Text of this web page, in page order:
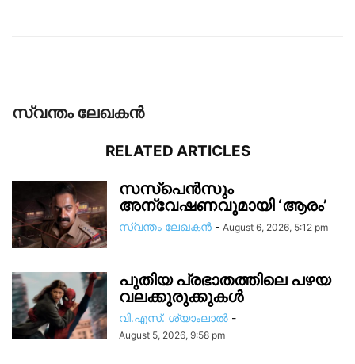
സ്വന്തം ലേഖകന്‍
RELATED ARTICLES
സസ്പെൻസും
അന്വേഷണവുമായി ‘ആരം’
സ്വന്തം ലേഖകന്‍ - August 6, 2026, 5:12 pm
പുതിയ പ്രഭാതത്തിലെ പഴയ
വലക്കുരുക്കുകൾ
വി.എസ്. ശ്യാംലാൽ -
August 5, 2026, 9:58 pm